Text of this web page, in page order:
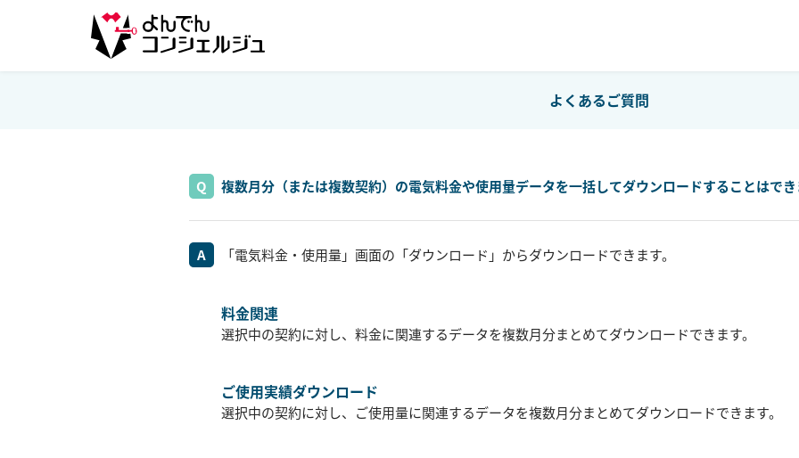
よくあるご質問
複数月分（または複数契約）の電気料金や使用量データを一括してダウンロードすることはで
「電気料金・使用量」画面の「ダウンロード」からダウンロードできます。
料金関連
選択中の契約に対し、料金に関連するデータを複数月分まとめてダウンロードできます。
ご使用実績ダウンロード
選択中の契約に対し、ご使用量に関連するデータを複数月分まとめてダウンロードできます。